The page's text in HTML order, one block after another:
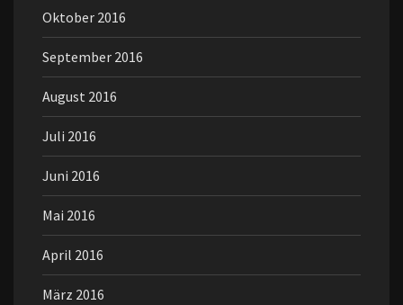
Oktober 2016
September 2016
August 2016
Juli 2016
Juni 2016
Mai 2016
April 2016
März 2016